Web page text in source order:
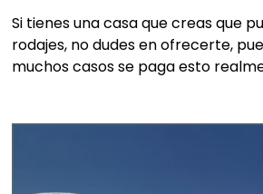
Si tienes una casa que creas que
rodajes, no dudes en ofrecerte,
muchos casos se paga esto